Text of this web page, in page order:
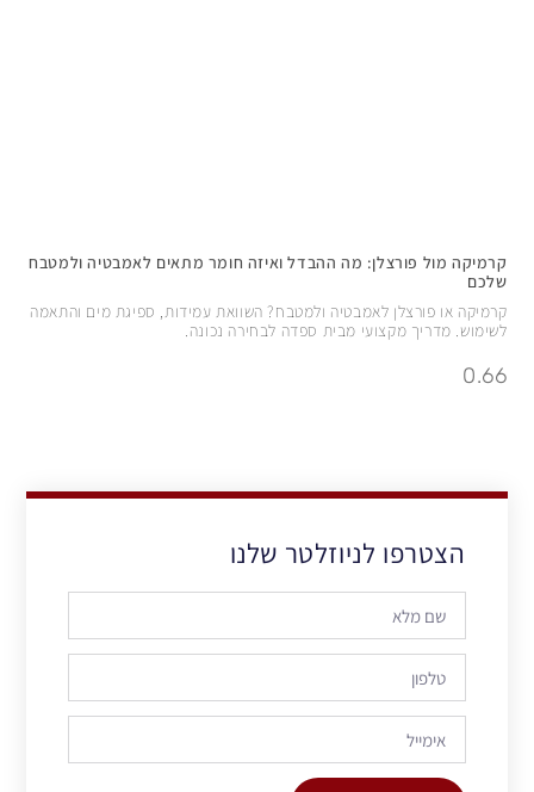
קרמיקה מול פורצלן: מה ההבדל ואיזה חומר מתאים לאמבטיה ולמטבח
שלכם
קרמיקה או פורצלן לאמבטיה ולמטבח? השוואת עמידות, ספיגת מים והתאמה
לשימוש. מדריך מקצועי מבית ספדה לבחירה נכונה.
הצטרפו לניוזלטר שלנו